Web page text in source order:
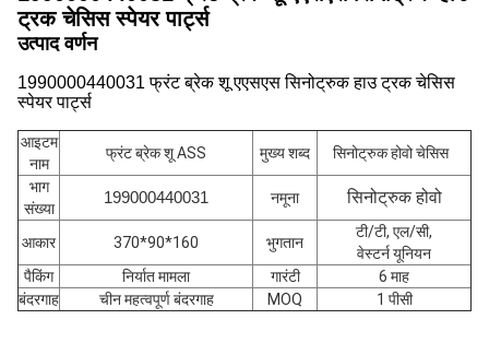
ट्रक चेसिस स्पेयर पार्ट्स
उत्पाद वर्णन
1990000440031 फ्रंट ब्रेक शू एएसएस सिनोट्रुक हाउ ट्रक चेसिस
स्पेयर पार्ट्स
आइटम
नाम
फ्रंट ब्रेक शू ASS मुख्य शब्द
सिनोट्रुक होवो चेसिस
भाग
संख्या
199000440031 नमूना सिनोट्रुक होवो
आकार 370*90*160 भुगतान
टी/टी, एल/सी,
वेस्टर्न यूनियन
पैकिंग
निर्यात मामला गारंटी
6 माह
बंदरगाह
चीन महत्वपूर्ण बंदरगाह MOQ 1 पीसी